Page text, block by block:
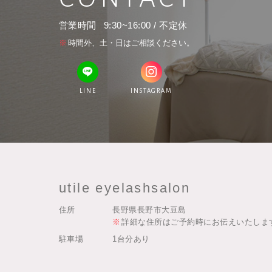
営業時間 9:30~16:00 / 不定休
時間外、土・日はご相談ください。
LINE INSTAGRAM
utile eyelashsalon
住所
長野県長野市大豆島
詳細な住所はご予約時にお伝えいたしま
駐車場
1台分あり